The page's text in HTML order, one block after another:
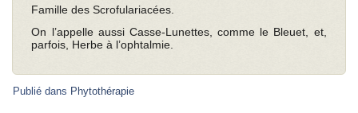
Famille des Scrofulariacées.
On l’appelle aussi Casse-Lunettes, comme le Bleuet, et,
parfois, Herbe à l’ophtalmie.
Publié dans Phytothérapie